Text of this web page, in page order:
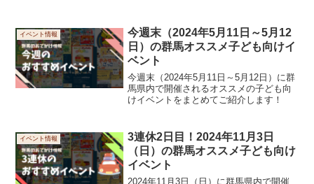
イベント情報
今週末（2024年5月11日～5月12
日）の群馬オススメ子ども向けイ
ベント
今週末（2024年5月11日～5月12日）に群
馬県内で開催されるオススメの子ども向
けイベントをまとめてご紹介します！
イベント情報
3連休2日目！2024年11月3日
（日）の群馬オススメ子ども向け
イベント
2024年11月3日（日）に群馬県内で開催